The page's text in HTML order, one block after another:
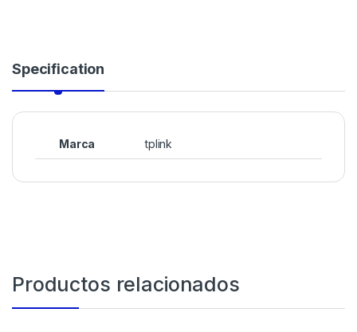
Specification
Marca tplink
Productos relacionados